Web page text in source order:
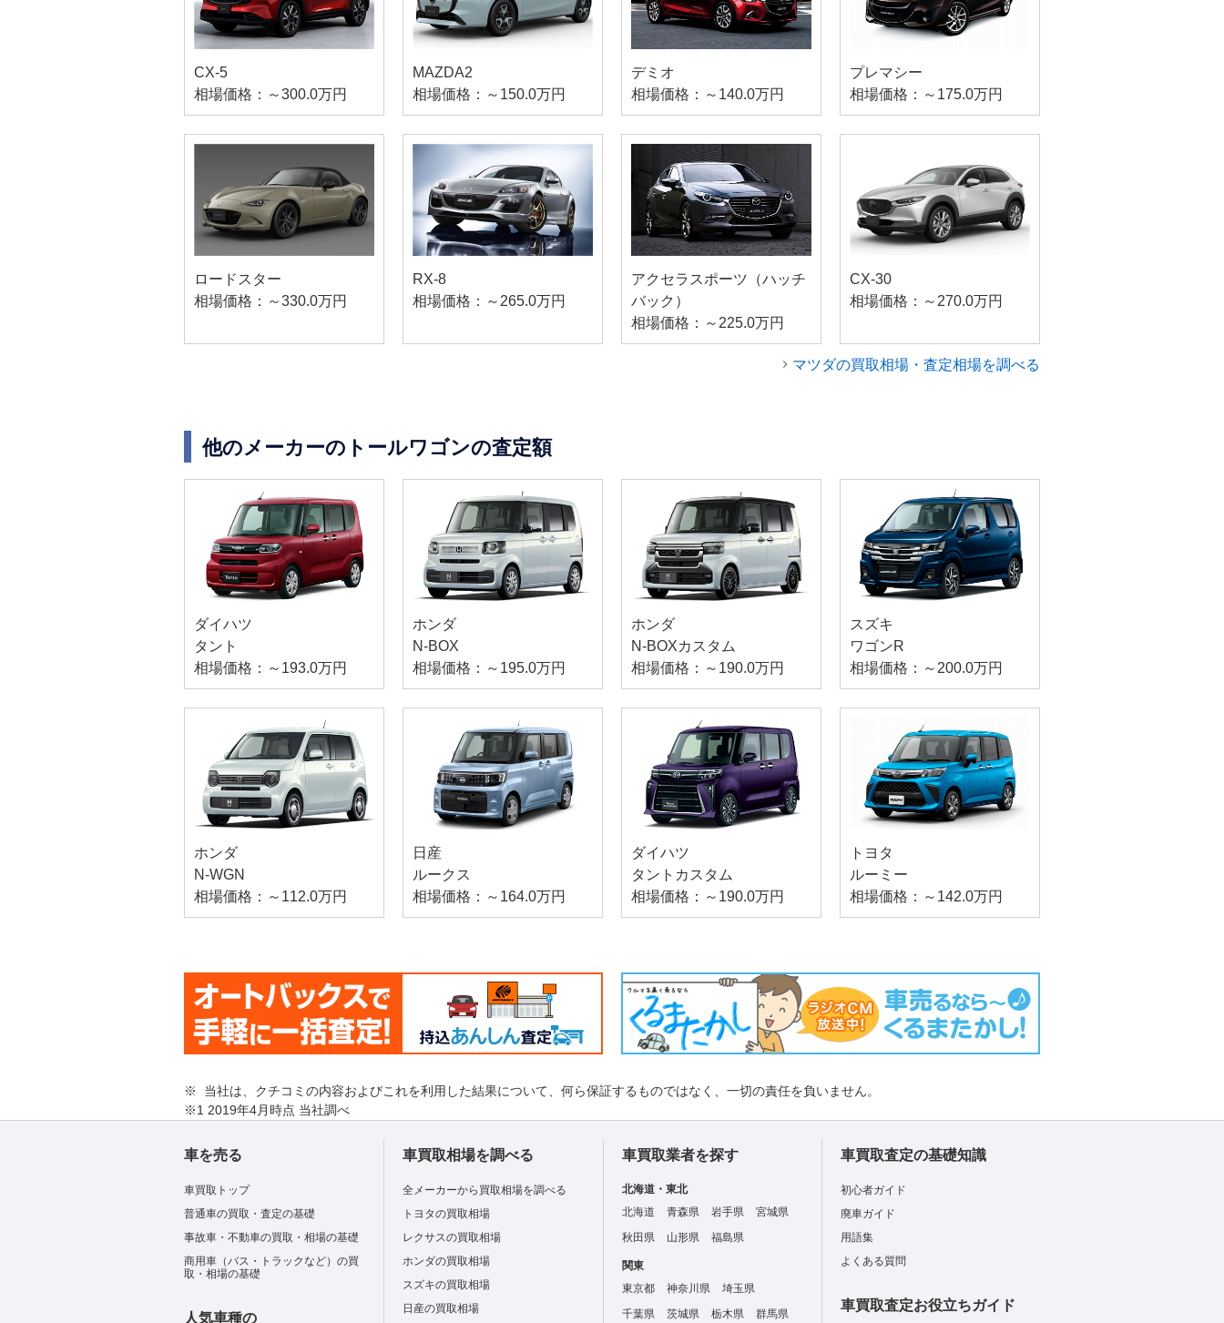
CX-5
相場価格：～300.0万円
MAZDA2
相場価格：～150.0万円
デミオ
相場価格：～140.0万円
プレマシー
相場価格：～175.0万円
ロードスター
相場価格：～330.0万円
RX-8
相場価格：～265.0万円
アクセラスポーツ（ハッチ
バック）
相場価格：～225.0万円
CX-30
相場価格：～270.0万円
マツダの買取相場・査定相場を調べる
他のメーカーのトールワゴンの査定額
ダイハツ
タント
相場価格：～193.0万円
ホンダ
N-BOX
相場価格：～195.0万円
ホンダ
N-BOXカスタム
相場価格：～190.0万円
スズキ
ワゴンR
相場価格：～200.0万円
ホンダ
N-WGN
相場価格：～112.0万円
日産
ルークス
相場価格：～164.0万円
ダイハツ
タントカスタム
相場価格：～190.0万円
トヨタ
ルーミー
相場価格：～142.0万円
※ 当社は、クチコミの内容およびこれを利用した結果について、何ら保証するものではなく、一切の責任を負いません。
※1 2019年4月時点 当社調べ
車を売る
車買取トップ
普通車の買取・査定の基礎
事故車・不動車の買取・相場の基礎
商用車（バス・トラックなど）の買
取・相場の基礎
人気車種の
車買取相場を調べる
全メーカーから買取相場を調べる
トヨタの買取相場
レクサスの買取相場
ホンダの買取相場
スズキの買取相場
日産の買取相場
車買取業者を探す
北海道・東北
北海道
青森県 岩手県
宮城県
秋田県
山形県 福島県
関東
東京都
神奈川県
埼玉県
千葉県
茨城県 栃木県 群馬県
車買取査定の基礎知識
初心者ガイド
廃車ガイド
用語集
よくある質問
車買取査定お役立ちガイド